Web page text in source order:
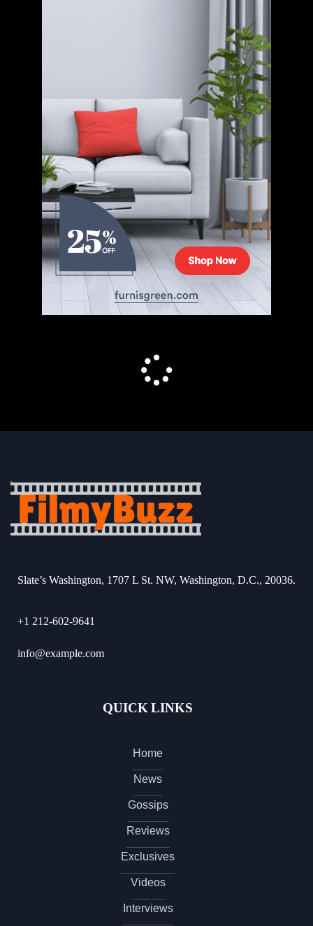
Slate’s Washington, 1707 L St. NW, Washington, D.C., 20036.
+1 212-602-9641
info@example.com
QUICK LINKS
Home
News
Gossips
Reviews
Exclusives
Videos
Interviews